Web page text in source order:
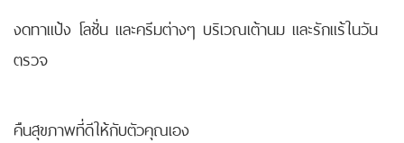
งดทาแป้ง โลชั่น และครีมต่างๆ บริเวณเต้านม และรักแร้ในวัน
ตรวจ
คืนสุขภาพที่ดีให้กับตัวคุณเอง